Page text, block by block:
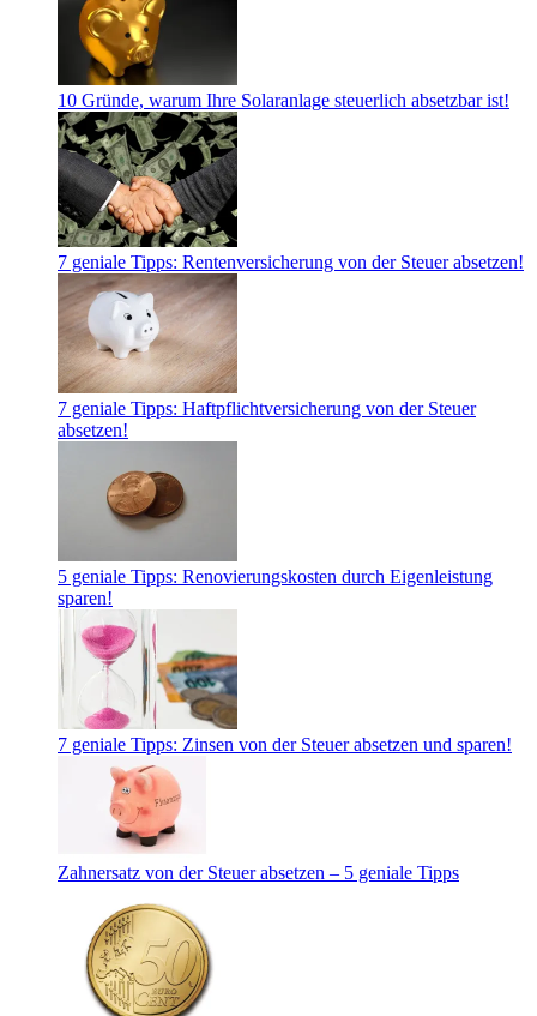
10 Gründe, warum Ihre Solaranlage steuerlich absetzbar ist!
7 geniale Tipps: Rentenversicherung von der Steuer absetzen!
7 geniale Tipps: Haftpflichtversicherung von der Steuer
absetzen!
5 geniale Tipps: Renovierungskosten durch Eigenleistung
sparen!
7 geniale Tipps: Zinsen von der Steuer absetzen und sparen!
Zahnersatz von der Steuer absetzen – 5 geniale Tipps